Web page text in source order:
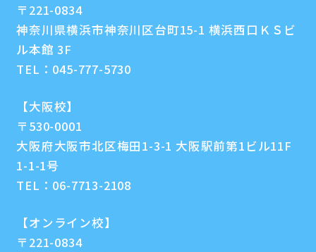
〒221-0834
神奈川県横浜市神奈川区台町15-1 横浜西口ＫＳビ
ル本館 3F
TEL： 045-777-5730
【大阪校】
〒530-0001
大阪府大阪市北区梅田1-3-1 大阪駅前第1ビル11F
1-1-1号
TEL： 06-7713-2108
【オンライン校】
〒221-0834